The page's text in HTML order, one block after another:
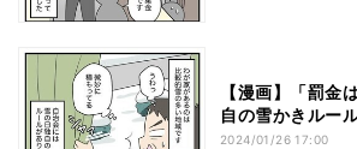
【漫画】「罰金
自の雪かきルー
罰金2000円の行
2024/01/26 17:00